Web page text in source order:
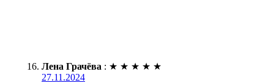
Лена Грачёва : ★ ★ ★ ★ ★
27.11.2024